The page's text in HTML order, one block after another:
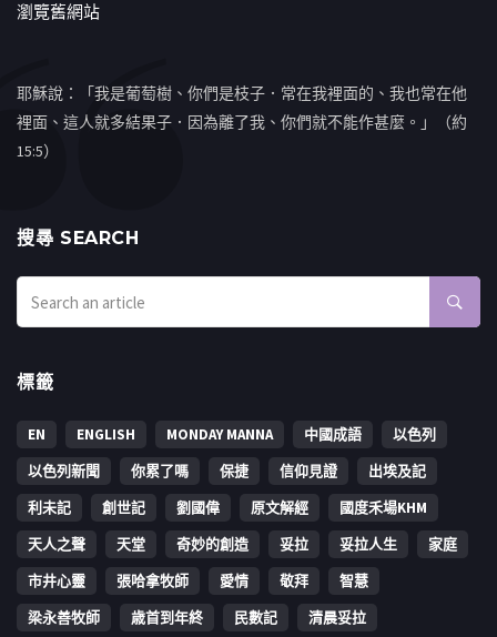
瀏覽舊網站
耶穌說：「我是葡萄樹、你們是枝子．常在我裡面的、我也常在他
裡面、這人就多結果子．因為離了我、你們就不能作甚麼。」（約
15:5）
搜㝷 SEARCH
標籤
EN ENGLISH MONDAY MANNA 中國成語
以色列
以色列新聞
你累了嗎 保捷 信仰見證
出埃及記
利未記
創世記 劉國偉 原文解經
國度禾場KHM
天人之聲
天堂 奇妙的創造 妥拉 妥拉人生
家庭
市井心靈
張哈拿牧師 愛情 敬拜
智慧
梁永善牧師
歳首到年終 民數記 清晨妥拉